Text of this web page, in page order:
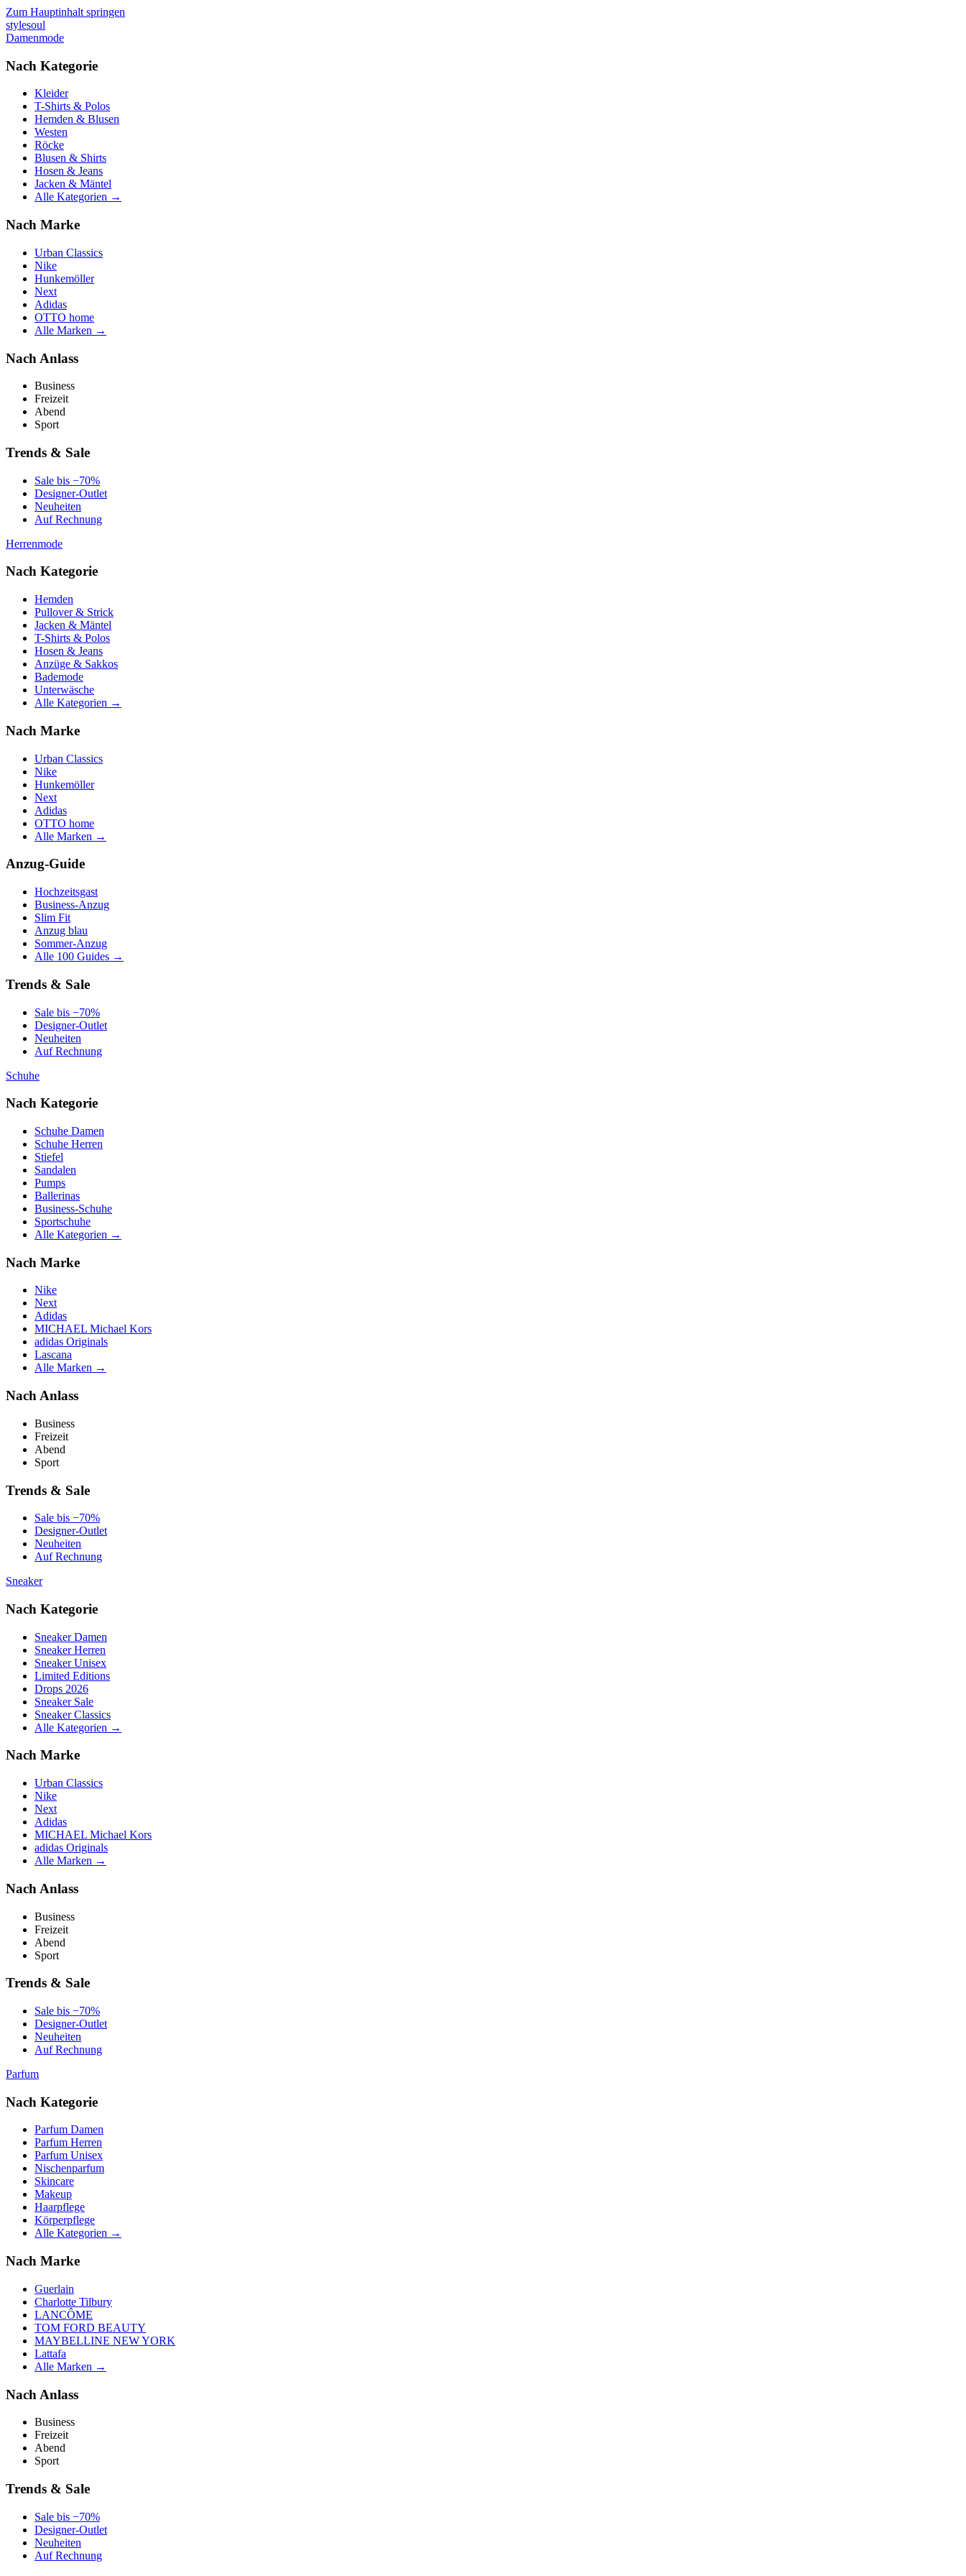
Zum Hauptinhalt springen
stylesoul
Damenmode
Nach Kategorie
Kleider
T-Shirts & Polos
Hemden & Blusen
Westen
Röcke
Blusen & Shirts
Hosen & Jeans
Jacken & Mäntel
Alle Kategorien →
Nach Marke
Urban Classics
Nike
Hunkemöller
Next
Adidas
OTTO home
Alle Marken →
Nach Anlass
Business
Freizeit
Abend
Sport
Trends & Sale
Sale bis −70%
Designer-Outlet
Neuheiten
Auf Rechnung
Herrenmode
Nach Kategorie
Hemden
Pullover & Strick
Jacken & Mäntel
T-Shirts & Polos
Hosen & Jeans
Anzüge & Sakkos
Bademode
Unterwäsche
Alle Kategorien →
Nach Marke
Urban Classics
Nike
Hunkemöller
Next
Adidas
OTTO home
Alle Marken →
Anzug-Guide
Hochzeitsgast
Business-Anzug
Slim Fit
Anzug blau
Sommer-Anzug
Alle 100 Guides →
Trends & Sale
Sale bis −70%
Designer-Outlet
Neuheiten
Auf Rechnung
Schuhe
Nach Kategorie
Schuhe Damen
Schuhe Herren
Stiefel
Sandalen
Pumps
Ballerinas
Business-Schuhe
Sportschuhe
Alle Kategorien →
Nach Marke
Nike
Next
Adidas
MICHAEL Michael Kors
adidas Originals
Lascana
Alle Marken →
Nach Anlass
Business
Freizeit
Abend
Sport
Trends & Sale
Sale bis −70%
Designer-Outlet
Neuheiten
Auf Rechnung
Sneaker
Nach Kategorie
Sneaker Damen
Sneaker Herren
Sneaker Unisex
Limited Editions
Drops 2026
Sneaker Sale
Sneaker Classics
Alle Kategorien →
Nach Marke
Urban Classics
Nike
Next
Adidas
MICHAEL Michael Kors
adidas Originals
Alle Marken →
Nach Anlass
Business
Freizeit
Abend
Sport
Trends & Sale
Sale bis −70%
Designer-Outlet
Neuheiten
Auf Rechnung
Parfum
Nach Kategorie
Parfum Damen
Parfum Herren
Parfum Unisex
Nischenparfum
Skincare
Makeup
Haarpflege
Körperpflege
Alle Kategorien →
Nach Marke
Guerlain
Charlotte Tilbury
LANCÔME
TOM FORD BEAUTY
MAYBELLINE NEW YORK
Lattafa
Alle Marken →
Nach Anlass
Business
Freizeit
Abend
Sport
Trends & Sale
Sale bis −70%
Designer-Outlet
Neuheiten
Auf Rechnung